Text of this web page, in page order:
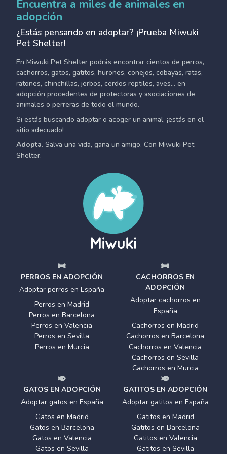
Encuentra a miles de animales en
adopción
¿Estás pensando en adoptar? ¡Prueba Miwuki
Pet Shelter!
En Miwuki Pet Shelter podrás encontrar cientos de perros,
cachorros, gatos, gatitos, hurones, conejos, cobayas, ratas,
ratones, chinchillas, jerbos, cerdos reptiles, aves... en
adopción procedentes de protectoras y asociaciones de
animales o perreras de todo el mundo.
Si estás buscando adoptar o acoger un animal, ¡estás en el
sitio adecuado!
Adopta. Salva una vida, gana un amigo. Con Miwuki Pet
Shelter.
PERROS EN ADOPCIÓN
Adoptar perros en España
Perros en Madrid
Perros en Barcelona
Perros en Valencia
Perros en Sevilla
Perros en Murcia
CACHORROS EN
ADOPCIÓN
Adoptar cachorros en
España
Cachorros en Madrid
Cachorros en Barcelona
Cachorros en Valencia
Cachorros en Sevilla
Cachorros en Murcia
GATOS EN ADOPCIÓN
Adoptar gatos en España
Gatos en Madrid
Gatos en Barcelona
Gatos en Valencia
Gatos en Sevilla
GATITOS EN ADOPCIÓN
Adoptar gatitos en España
Gatitos en Madrid
Gatitos en Barcelona
Gatitos en Valencia
Gatitos en Sevilla